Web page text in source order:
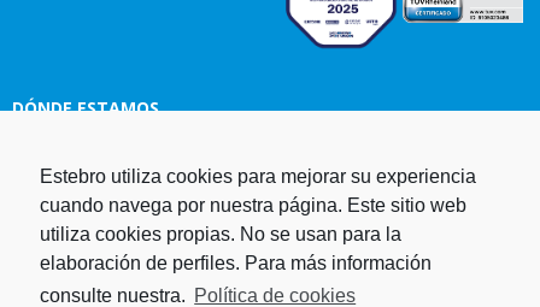
DÓNDE ESTAMOS
Estampaciones EBRO, S.L.
Polg. Ind. Malpica-Alfindén C/H
naves 10, 12, 14 y 5 50171 La
Puebla de Alfindén Zaragoza,
España
Estebro utiliza cookies para mejorar su experiencia
cuando navega por nuestra página. Este sitio web
utiliza cookies propias. No se usan para la
elaboración de perfiles. Para más información
consulte nuestra. Política de cookies